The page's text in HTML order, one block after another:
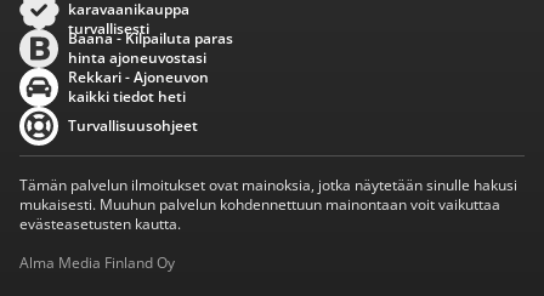
karavaanikauppa
turvallisesti
Baana - Kilpailuta paras
hinta ajoneuvostasi
Rekkari - Ajoneuvon
kaikki tiedot heti
Turvallisuusohjeet
Tämän palvelun ilmoitukset ovat mainoksia, jotka näytetään sinulle hakusi
mukaisesti. Muuhun palvelun kohdennettuun mainontaan voit vaikuttaa
evästeasetusten kautta.
Alma Media Finland Oy